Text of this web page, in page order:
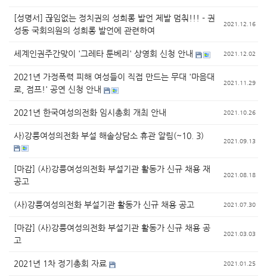
[성명서] 끊임없는 정치권의 성희롱 발언 제발 멈춰!!! - 권
성동 국회의원의 성희롱 발언에 관련하여
2021.12.16
세계인권주간맞이 '그레타 툰베리' 상영회 신청 안내 2021.12.02
2021년 가정폭력 피해 여성들이 직접 만드는 무대 '마음대
로, 점프!' 공연 신청 안내
2021.11.29
2021년 한국여성의전화 임시총회 개최 안내 2021.10.26
사)강릉여성의전화 부설 해솔상담소 휴관 알림(~10. 3)
2021.09.13
[마감] (사)강릉여성의전화 부설기관 활동가 신규 채용 재
공고
2021.08.18
(사)강릉여성의전화 부설기관 활동가 신규 채용 공고 2021.07.30
[마감] (사)강릉여성의전화 부설기관 활동가 신규 채용 공
고
2021.03.03
2021년 1차 정기총회 자료 2021.01.25